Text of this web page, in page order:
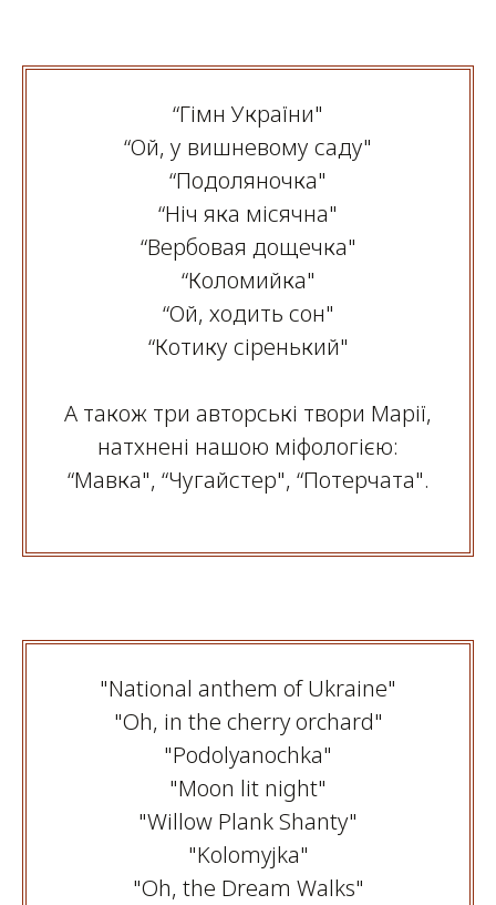
“Гімн України"
“Ой, у вишневому саду"
“Подоляночка"
“Ніч яка місячна"
“Вербовая дощечка"
“Коломийка"
“Ой, ходить сон"
“Котику сіренький"
А також три авторські твори Марії,
натхнені нашою міфологією:
“Мавка", “Чугайстер", “Потерчата".
"National anthem of Ukraine"
"Oh, in the cherry orchard"
"Podolyanochka"
"Moon lit night"
"Willow Plank Shanty"
"Kolomyjka"
"Oh, the Dream Walks"